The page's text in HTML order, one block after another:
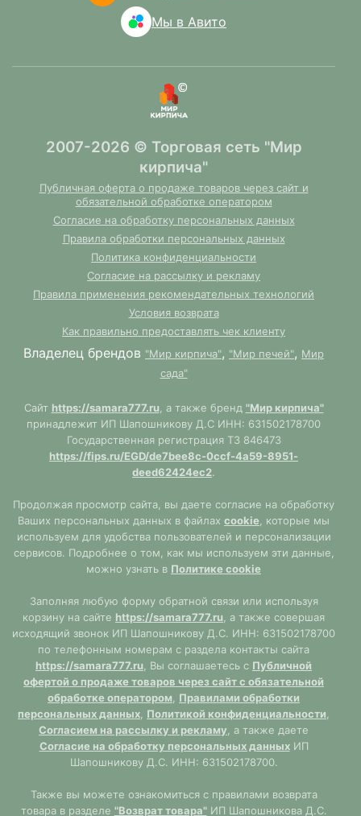
Мы в Авито
2007-2026 © Торговая сеть "Мир
кирпича"
Публичная оферта о продаже товаров через сайт и
обязательной обработке оператором
Согласие на обработку персональных данных
Правила обработки персональных данных
Политика конфиденциальности
Согласие на рассылку и рекламу
Правила применения рекомендательных технологий
Условия возврата
Как правильно предоставлять чек клиенту
Владелец брендов "Мир кирпича", "Мир печей", Мир
сада"
Сайт https://samara777.ru, а также бренд "Мир кирпича"
принадлежит ИП Шапошникову Д.С ИНН: 631502178700
Государственная регистрация ТЗ 846473
https://fips.ru/EGD/de7bee8c-0ccf-4a59-8951-
deed62424ec2.
Продолжая просмотр сайта, вы даете согласие на обработку
Ваших персональных данных в файлах cookie , которые мы
используем для удобства пользователей и персонализации
сервисов. Подробнее о том, как мы используем эти данные,
можно узнать в Политике cookie
Заполняя любую форму обратной связи или используя
корзину на сайте https://samara777.ru , а также совершая
исходящий звонок ИП Шапошникову Д.С. ИНН: 631502178700
по телефонным номерам с раздела контакты сайта
https://samara777.ru , Вы соглашаетесь с Публичной
офертой о продаже товаров через сайт с обязательной
обработке оператором
Правилами обработки
персональных данных Политикой конфиденциальности
Согласием на рассылку и рекламу , а также даете
Согласие на обработку персональных данныхИП
Шапошникову Д.С. ИНН: 631502178700.
Также вы можете ознакомиться с правилами возврата
товара в разделе "Возврат товара"ИП Шапошникова Д.С.